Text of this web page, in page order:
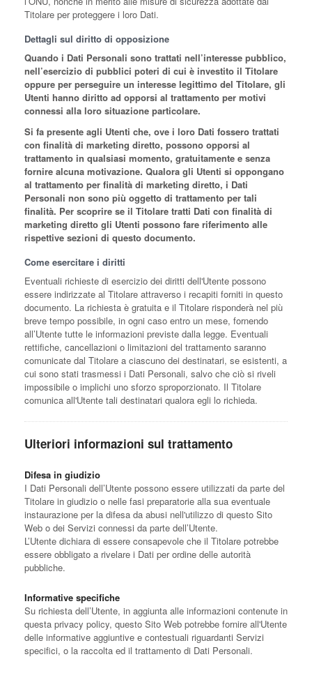
Titolare per proteggere i loro Dati.
Dettagli sul diritto di opposizione
Quando i Dati Personali sono trattati nell’interesse pubblico,
nell’esercizio di pubblici poteri di cui è investito il Titolare
oppure per perseguire un interesse legittimo del Titolare, gli
Utenti hanno diritto ad opporsi al trattamento per motivi
connessi alla loro situazione particolare.
Si fa presente agli Utenti che, ove i loro Dati fossero trattati
con finalità di marketing diretto, possono opporsi al
trattamento in qualsiasi momento, gratuitamente e senza
fornire alcuna motivazione. Qualora gli Utenti si oppongano
al trattamento per finalità di marketing diretto, i Dati
Personali non sono più oggetto di trattamento per tali
finalità. Per scoprire se il Titolare tratti Dati con finalità di
marketing diretto gli Utenti possono fare riferimento alle
rispettive sezioni di questo documento.
Come esercitare i diritti
Eventuali richieste di esercizio dei diritti dell'Utente possono
essere indirizzate al Titolare attraverso i recapiti forniti in questo
documento. La richiesta è gratuita e il Titolare risponderà nel più
breve tempo possibile, in ogni caso entro un mese, fornendo
all’Utente tutte le informazioni previste dalla legge. Eventuali
rettifiche, cancellazioni o limitazioni del trattamento saranno
comunicate dal Titolare a ciascuno dei destinatari, se esistenti, a
cui sono stati trasmessi i Dati Personali, salvo che ciò si riveli
impossibile o implichi uno sforzo sproporzionato. Il Titolare
comunica all'Utente tali destinatari qualora egli lo richieda.
Ulteriori informazioni sul trattamento
Difesa in giudizio
I Dati Personali dell’Utente possono essere utilizzati da parte del
Titolare in giudizio o nelle fasi preparatorie alla sua eventuale
instaurazione per la difesa da abusi nell'utilizzo di questo Sito
Web o dei Servizi connessi da parte dell’Utente.
L’Utente dichiara di essere consapevole che il Titolare potrebbe
essere obbligato a rivelare i Dati per ordine delle autorità
pubbliche.
Informative specifiche
Su richiesta dell’Utente, in aggiunta alle informazioni contenute in
questa privacy policy, questo Sito Web potrebbe fornire all'Utente
delle informative aggiuntive e contestuali riguardanti Servizi
specifici, o la raccolta ed il trattamento di Dati Personali.